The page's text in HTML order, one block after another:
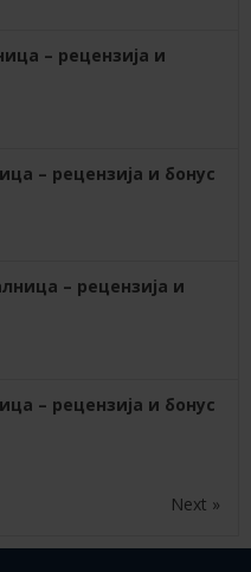
– рецензија и
– рецензија и бонус
– рецензија и
– рецензија и бонус
Next »